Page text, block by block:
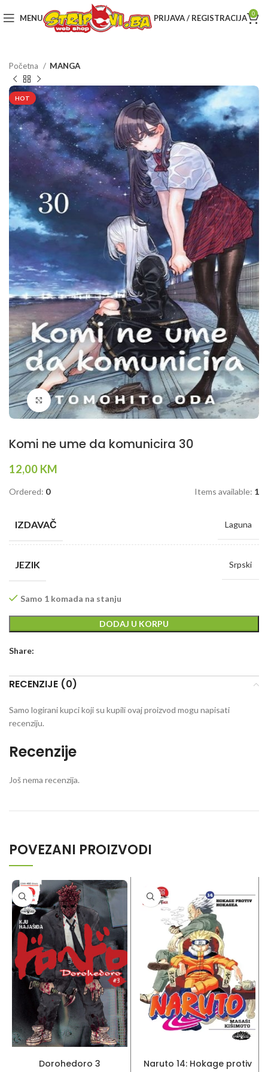
MENU PRIJAVA / REGISTRACIJA 0
Početna MANGA
HOT
Klikni da povečaš
Komi ne ume da komunicira 30
12,00 KM
Ordered: 0 Items available: 1
IZDAVAČ Laguna
JEZIK Srpski
Samo 1 komada na stanju
DODAJ U KORPU
Share:
RECENZIJE (0)
Recenzije
Još nema recenzija.
Samo logirani kupci koji su kupili ovaj proizvod mogu napisati
recenziju.
POVEZANI PROIZVODI
Dorohedoro 3
Naruto 14: Hokage protiv